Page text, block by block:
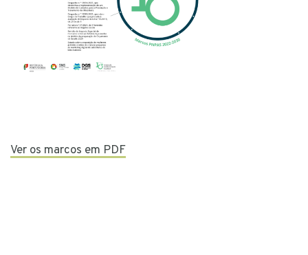
Ver os marcos em PDF